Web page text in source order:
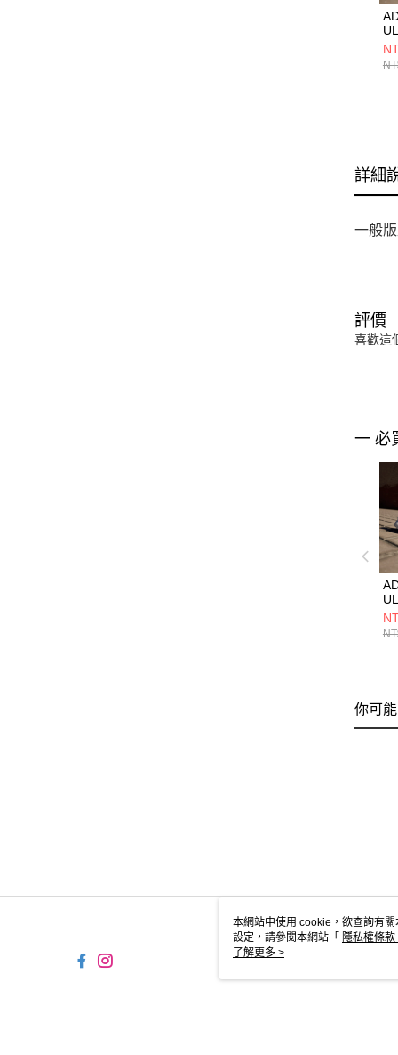
詳細
一般
評價
喜歡這
一 必
你可
本網站中使用 cookie，欲查詢有
設定，請參閱本網站「 隱私權條款
使用 cookie。
了解更多 >